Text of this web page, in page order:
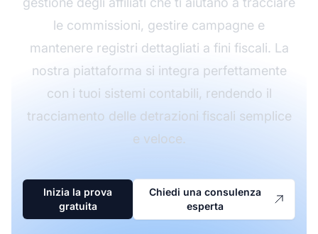
le commissioni, gestire campagne e
mantenere registri dettagliati a fini fiscali. La
nostra piattaforma si integra perfettamente
con i tuoi sistemi contabili, rendendo il
tracciamento delle detrazioni fiscali semplice
e veloce.
Inizia la prova
gratuita
Chiedi una consulenza
esperta